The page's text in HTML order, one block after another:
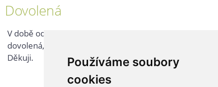
Používáme soubory
cookies
Dovolená
V době od 25. 7. - 2. 8. 2026 probíhá v naší firmě
dovolená, kontaktujte nás až po jejím ukončení.
Děkuji.